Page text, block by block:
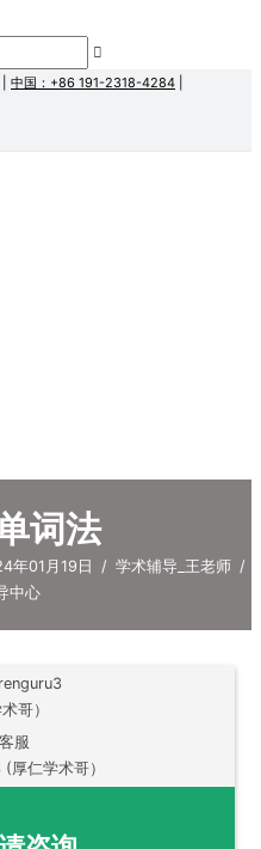
中国：+86 191-2318-4284
词法
年01月19日 / 学术辅导_王老师 /
中心
服
仁学术哥）